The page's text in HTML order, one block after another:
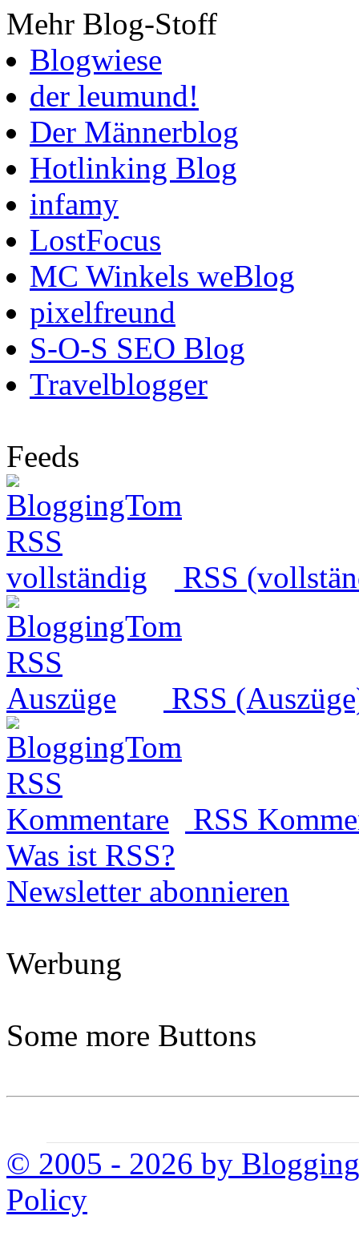
Mehr Blog-Stoff
Blogwiese
der leumund!
Der Männerblog
Hotlinking Blog
infamy
LostFocus
MC Winkels weBlog
pixelfreund
S-O-S SEO Blog
Travelblogger
Feeds
RSS
RSS
RSS
Was ist RSS?
Newsletter abonnieren
Werbung
Some more Buttons
© 2005 - 2026 by
Policy